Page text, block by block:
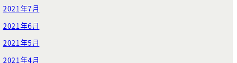
2021年7月
2021年6月
2021年5月
2021年4月